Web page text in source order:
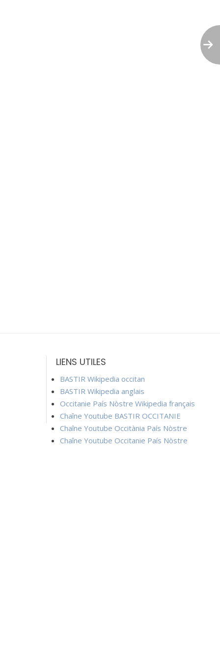
LIENS UTILES
BASTIR Wikipedia occitan
BASTIR Wikipedia anglais
Occitanie País Nòstre Wikipedia français
Chaîne Youtube BASTIR OCCITANIE
Chaîne Youtube Occitània País Nòstre
Chaîne Youtube Occitanie País Nòstre